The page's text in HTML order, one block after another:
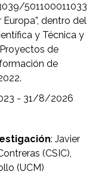
501100011033
dentro del
y Técnica y
de
de
- 31/8/2026
: Javier
(CSIC),
(UCM)